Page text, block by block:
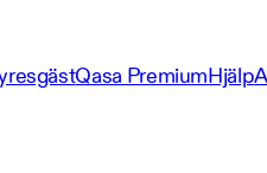
Qasa PremiumHjälp